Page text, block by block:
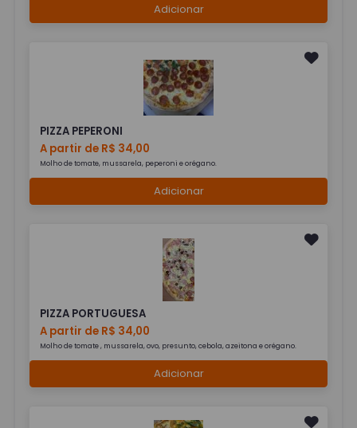
Adicionar
PIZZA PEPERONI
A partir de R$ 34,00
Molho de tomate, mussarela, peperoni e orégano.
Adicionar
PIZZA PORTUGUESA
A partir de R$ 34,00
Molho de tomate , mussarela, ovo, presunto, cebola, azeitona e orégano.
Adicionar